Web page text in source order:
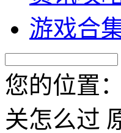
游戏合
您的位置：
关怎么过